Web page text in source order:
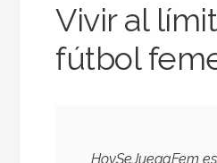
Vivir al
fútbol
HoySeJuegaFem